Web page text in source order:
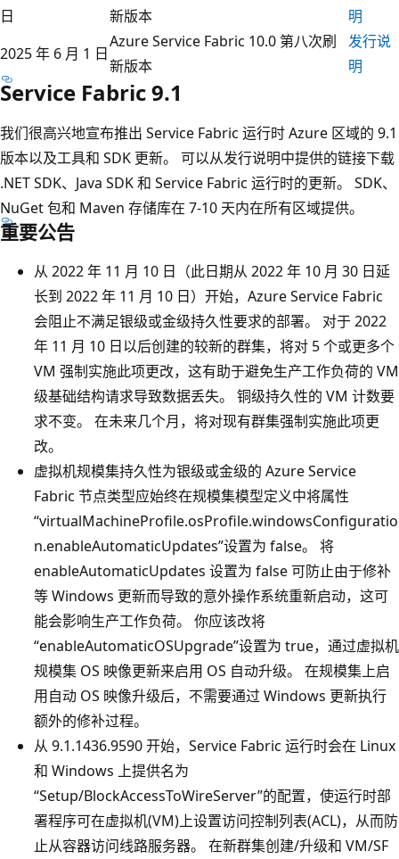
日
新版本
明
2025 年 6 月 1 日
Azure Service Fabric 10.0 第八次刷
新版本
发行说
明
Service Fabric 9.1
我们很高兴地宣布推出 Service Fabric 运行时 Azure 区域的 9.1
版本以及工具和 SDK 更新。 可以从发行说明中提供的链接下载
.NET SDK、Java SDK 和 Service Fabric 运行时的更新。 SDK、
NuGet 包和 Maven 存储库在 7-10 天内在所有区域提供。
重要公告
从 2022 年 11 月 10 日（此日期从 2022 年 10 月 30 日延
长到 2022 年 11 月 10 日）开始，Azure Service Fabric
会阻止不满足银级或金级持久性要求的部署。 对于 2022
年 11 月 10 日以后创建的较新的群集，将对 5 个或更多个
VM 强制实施此项更改，这有助于避免生产工作负荷的 VM
级基础结构请求导致数据丢失。 铜级持久性的 VM 计数要
求不变。 在未来几个月，将对现有群集强制实施此项更
改。
虚拟机规模集持久性为银级或金级的 Azure Service
Fabric 节点类型应始终在规模集模型定义中将属性
“virtualMachineProfile.osProfile.windowsConfiguratio
n.enableAutomaticUpdates”设置为 false。 将
enableAutomaticUpdates 设置为 false 可防止由于修补
等 Windows 更新而导致的意外操作系统重新启动，这可
能会影响生产工作负荷。 你应该改将
“enableAutomaticOSUpgrade”设置为 true，通过虚拟机
规模集 OS 映像更新来启用 OS 自动升级。 在规模集上启
用自动 OS 映像升级后，不需要通过 Windows 更新执行
额外的修补过程。
从 9.1.1436.9590 开始，Service Fabric 运行时会在 Linux
和 Windows 上提供名为
“Setup/BlockAccessToWireServer”的配置，使运行时部
署程序可在虚拟机(VM)上设置访问控制列表(ACL)，从而防
止从容器访问线路服务器。 在新群集创建/升级和 VM/SF